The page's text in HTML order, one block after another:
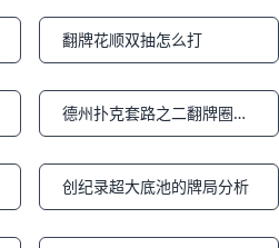
Notifications
翻牌花顺双抽怎么打
Notifications 德州扑克套路之二翻牌圈、转牌圈套路
Notifications
创纪录超大底池的牌局分析